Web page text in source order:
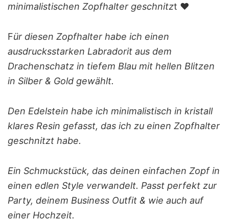
minimalistischen Zopfhalter geschnitzt ❤️
Für diesen Zopfhalter habe ich einen
ausdrucksstarken Labradorit aus dem
Drachenschatz in tiefem Blau mit hellen Blitzen
in Silber & Gold gewählt.
Den Edelstein habe ich minimalistisch in kristall
klares Resin gefasst, das ich zu einen Zopfhalter
geschnitzt habe.
Ein Schmuckstück, das deinen einfachen Zopf in
einen edlen Style verwandelt. Passt perfekt zur
Party, deinem Business Outfit & wie auch auf
einer Hochzeit.